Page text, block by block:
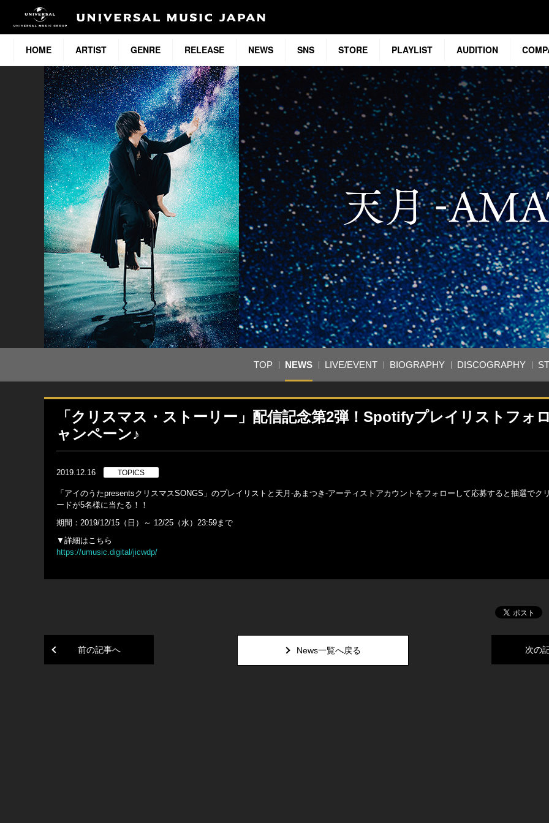
HOME ARTIST GENRE RELEASE NEWS SNS STORE PLAYLIST AUDITION
TOP NEWS LIVE/EVENT BIOGRAPHY DISCOGRAPHY
「クリスマス・ストーリー」配信記念第2弾！Spotifyプレイリストフォ
ャンペーン♪
2019.12.16 TOPICS
「アイのうたpresentsクリスマスSONGS」のプレイリストと天月-あまつき-アーティストアカウントをフォローして応募すると抽選でク
ードが5名様に当たる！！
期間：2019/12/15（日）～ 12/25（水）23:59まで
▼詳細はこちら
https://umusic.digital/jicwdp/
前の記事へ 次の
News一覧へ戻る